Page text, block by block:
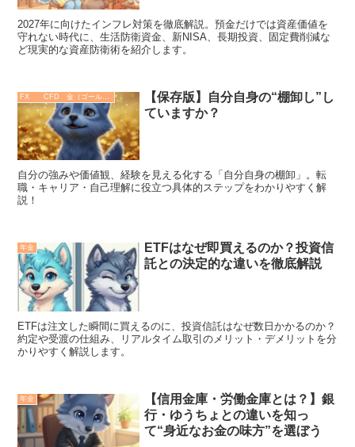
2027年に向けたインフレ対策を徹底解説。預金だけでは資産価値を
守れない時代に、生活防衛資金、新NISA、長期投資、固定費削減な
ど現実的な資産防衛術を紹介します。
【保存版】自分自身の“棚卸し”し
ていますか？
自分の強みや価値観、経験を見える化する「自分自身の棚卸」。転
職・キャリア・自己理解に役立つ具体的ステップをわかりやすく解
説！
年金
ETFはなぜ即買えるのか？投資信
託との決定的な違いを徹底解説
ETFは注文した瞬間に買えるのに、投資信託はなぜ数日かかるのか？
約定や受渡の仕組み、リアルタイム取引のメリット・デメリットを分
かりやすく解説します。
年金
【信用金庫・労働金庫とは？】銀
行・ゆうちょとの違いを知っ
て“身近なお金の味方”を選ぼう